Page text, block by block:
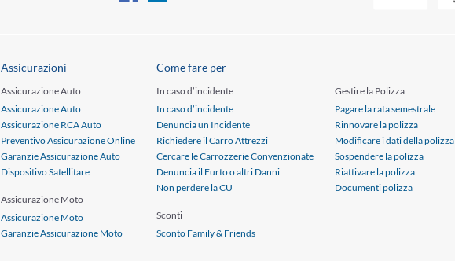
Assicurazioni
Assicurazione Auto
Assicurazione Auto
Assicurazione RCA Auto
Preventivo Assicurazione Online
Garanzie Assicurazione Auto
Dispositivo Satellitare
Assicurazione Moto
Assicurazione Moto
Garanzie Assicurazione Moto
Come fare per
In caso d’incidente
In caso d’incidente
Denuncia un Incidente
Richiedere il Carro Attrezzi
Cercare le Carrozzerie Convenzionate
Denuncia il Furto o altri Danni
Non perdere la CU
Sconti
Sconto Family & Friends
Gestire la Polizza
Pagare la rata semestrale
Rinnovare la polizza
Modificare i dati della polizza
Sospendere la polizza
Riattivare la polizza
Documenti polizza